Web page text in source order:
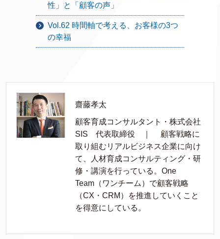
性」と「顧客の声」
Vol.62 時間軸で考える、お客様の3つ
の幸福
齋藤孝太
顧客育成コンサルタント・株式会社
SIS 代表取締役 ｜ 顧客戦略に
取り組むリアルビジネス企業に向け
て、人材育成コンサルティング・研
修・講演を行っている。One
Team（ワンチーム）で顧客戦略
（CX・CRM）を推進していくこと
を得意にしている。